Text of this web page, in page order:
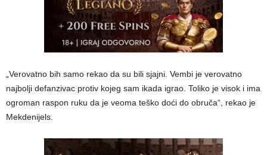
„Verovatno bih samo rekao da su bili sjajni. Vembi je verovatno
najbolji defanzivac protiv kojeg sam ikada igrao. Toliko je visok i ima
ogroman raspon ruku da je veoma teško doći do obruča“, rekao je
Mekdenijels.